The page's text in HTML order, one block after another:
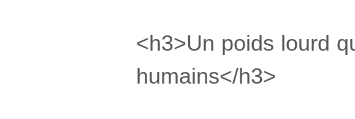
<h3>Un poids lourd
humains</h3>